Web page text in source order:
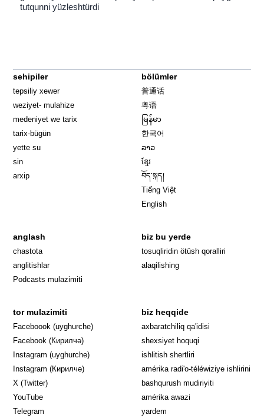
tutqunni yüzleshtürdi
sehipiler
tepsiliy xewer
weziyet- mulahize
medeniyet we tarix
tarix-bügün
yette su
sin
arxip
bölümler
普通话
粤语
မြန်မာ
한국어
ລາວ
ខ្មែរ
བོད་སྐད།
Tiếng Việt
English
anglash
chastota
anglitishlar
Podcasts mulazimiti
biz bu yerde
tosuqliridin ötüsh qoralliri
alaqilishing
tor mulazimiti
Faceboook (uyghurche) Opens in new window
Facebook (Кирилчә) Opens in new window
Instagram (uyghurche) Opens in new window
Instagram (Кирилчә) Opens in new window
X (Twitter)
YouTube
Telegram
biz heqqide
axbaratchiliq qa'idisi
shexsiyet hoquqi
ishlitish shertliri
amérika radi'o-téléwiziye ishlirini
bashqurush mudiriyiti
amérika awazi
yardem